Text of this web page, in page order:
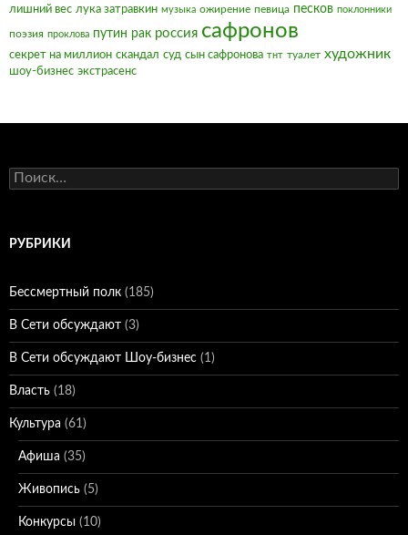
лишний вес лука затравкин музыка ожирение певица песков поклонники
поэзия проклова путин рак россия сафронов
секрет на миллион скандал суд сын сафронова тнт туалет художник
шоу-бизнес экстрасенс
Найти:
РУБРИКИ
Бессмертный полк (185)
В Сети обсуждают (3)
В Сети обсуждают Шоу-бизнес (1)
Власть (18)
Культура (61)
Афиша (35)
Живопись (5)
Конкурсы (10)